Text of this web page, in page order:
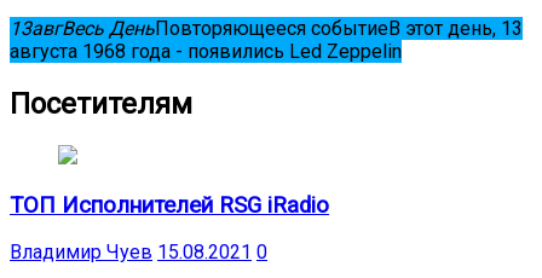
13авгВесь ДеньПовторяющееся событиеВ этот день, 13
августа 1968 года - появились Led Zeppelin
Посетителям
ТОП Исполнителей RSG iRadio
Владимир Чуев 15.08.2021 0